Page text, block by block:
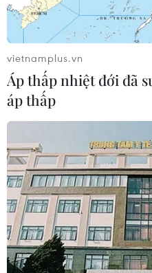
nghị của hãng Moderna.
Singapore, Hàn
vietnamplus.vn
Áp thấp nhiệt đới đã
áp thấp